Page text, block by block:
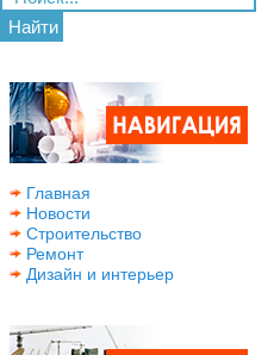
Найти
Главная
Новости
Строительство
Ремонт
Дизайн и интерьер